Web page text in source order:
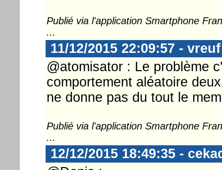
Publié via l'application Smartphone
...
11/12/2015 22:09:57 - vreuf
@atomisator : Le problème
comportement aléatoire
ne donne pas du tout le
Publié via l'application Smartphone
...
12/12/2015 18:49:35 -